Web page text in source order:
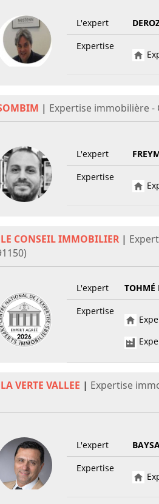
L'expert
Expertise
| Expertise immobilière -
L'expert
Expertise
CONSEIL IMMOBILIER |
L'expert
TOHMÉ
Expertise
VERTE VALLEE | Expertise
L'expert
Expertise